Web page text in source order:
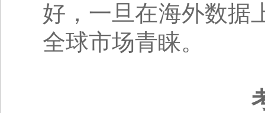
好，一旦在海外数据
全球市场青睐。